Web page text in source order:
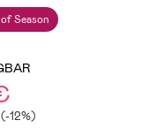
Season
12%)